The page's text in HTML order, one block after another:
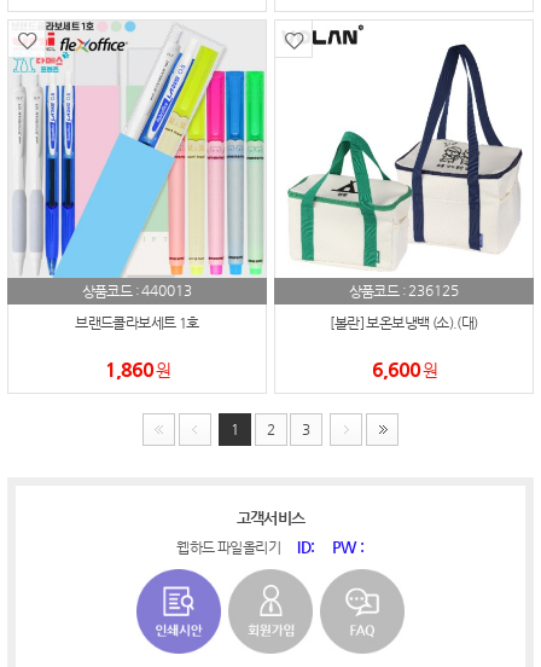
상품코드 :440013
브랜드콜라보세트 1호
1,860원
상품코드 :236125
[볼란] 보온보냉백 (소).(대)
6,600원
1 2 3
고객서비스
웹하드 파일올리기 ID: PW :